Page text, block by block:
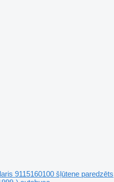
9115160100 šļūtene paredzēts